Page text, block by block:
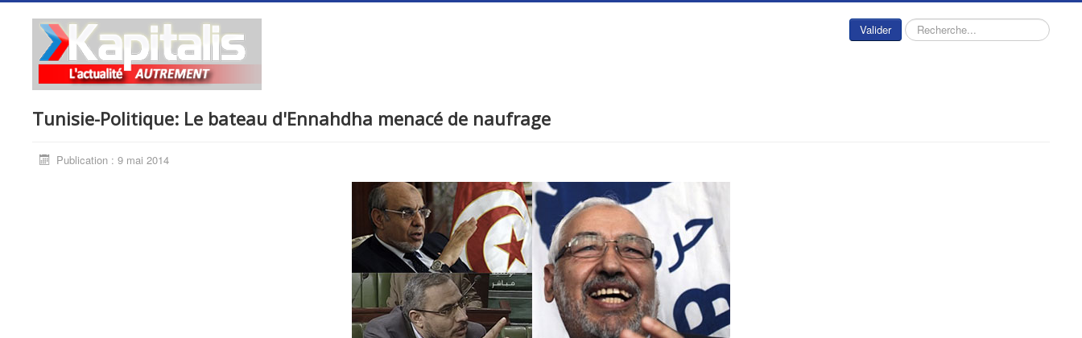
Valider Rechercher
Tunisie-Politique: Le bateau d'Ennahdha menacé de naufrage
Publication : 9 mai 2014